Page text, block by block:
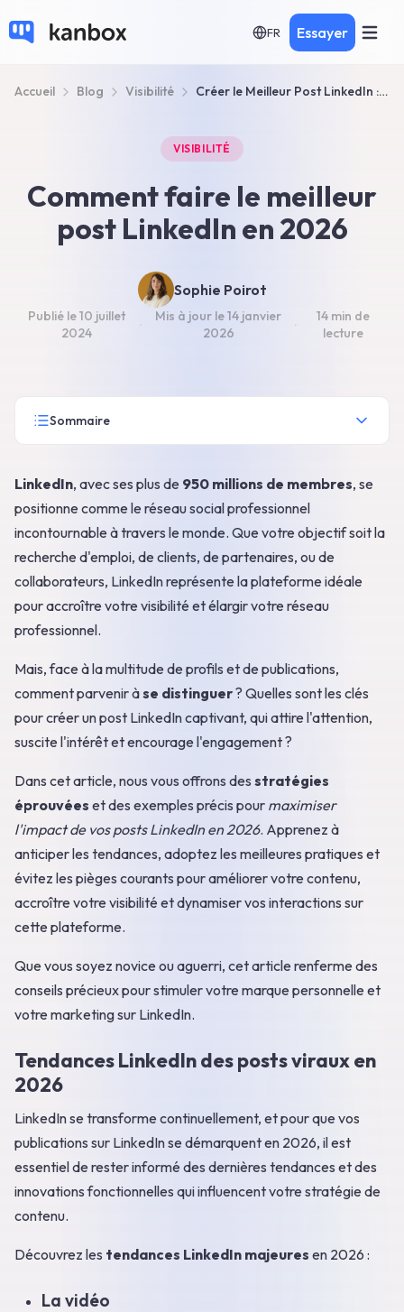
FR Essayer
Accueil Blog Visibilité Créer le Meilleur Post LinkedIn : Notre Guide 2026
VISIBILITÉ
Comment faire le meilleur
post LinkedIn en 2026
Sophie Poirot
Publié le10 juillet
2024
·
Mis à jour le14 janvier
2026
·
14 min de
lecture
Sommaire
LinkedIn, avec ses plus de 950 millions de membres, se
positionne comme le réseau social professionnel
incontournable à travers le monde. Que votre objectif soit la
recherche d'emploi, de clients, de partenaires, ou de
collaborateurs, LinkedIn représente la plateforme idéale
pour accroître votre visibilité et élargir votre réseau
professionnel.
Mais, face à la multitude de profils et de publications,
comment parvenir àse distinguer? Quelles sont les clés
pour créer un post LinkedIn captivant, qui attire l'attention,
suscite l'intérêt et encourage l'engagement ?
Dans cet article, nous vous offrons des stratégies
éprouvées et des exemples précis pour maximiser
l'impact de vos posts LinkedIn en 2026. Apprenez à
anticiper les tendances, adoptez les meilleures pratiques et
évitez les pièges courants pour améliorer votre contenu,
accroître votre visibilité et dynamiser vos interactions sur
cette plateforme.
Que vous soyez novice ou aguerri, cet article renferme des
conseils précieux pour stimuler votre marque personnelle et
votre marketing sur LinkedIn.
Tendances LinkedIn des posts viraux en
2026
LinkedIn se transforme continuellement, et pour que vos
publications sur LinkedIn se démarquent en 2026, il est
essentiel de rester informé des dernières tendances et des
innovations fonctionnelles qui influencent votre stratégie de
contenu.
Découvrez les tendances LinkedIn majeures en 2026 :
La vidéo